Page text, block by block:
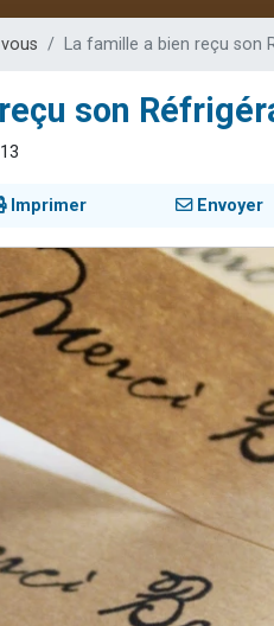
La famille a bien reçu son
son
Imprimer Envoyer